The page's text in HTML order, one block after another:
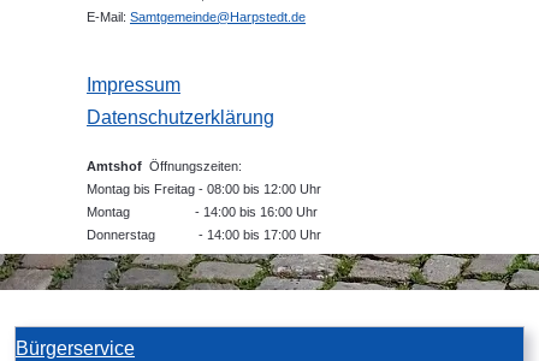
E-Mail: Samtgemeinde@Harpstedt.de
Impressum
Datenschutzerklärung
Amtshof Öffnungszeiten:
Montag bis Freitag - 08:00 bis 12:00 Uhr
Montag - 14:00 bis 16:00 Uhr
Donnerstag - 14:00 bis 17:00 Uhr
Bürgerservice